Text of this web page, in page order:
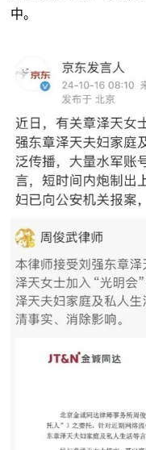
中。